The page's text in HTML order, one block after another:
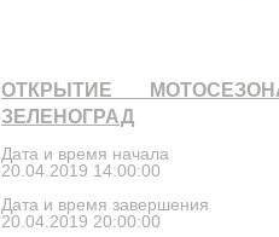
ОТКРЫТИЕ
ЗЕЛЕНОГРАД
Дата и время начала
20.04.2019 14:00:00
Дата и время завершения
20.04.2019 20:00:00